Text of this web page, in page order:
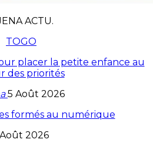
ACTU.
TOGO
placer la petite enfance au
des priorités
5 Août 2026
formés au numérique
Août 2026